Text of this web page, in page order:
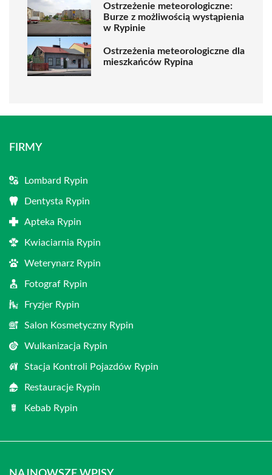
Ostrzeżenie meteorologiczne:
Burze z możliwością wystąpienia
w Rypinie
Ostrzeżenia meteorologiczne dla
mieszkańców Rypina
FIRMY
Lombard Rypin
Dentysta Rypin
Apteka Rypin
Kwiaciarnia Rypin
Weterynarz Rypin
Fotograf Rypin
Fryzjer Rypin
Salon Kosmetyczny Rypin
Wulkanizacja Rypin
Stacja Kontroli Pojazdów Rypin
Restauracje Rypin
Kebab Rypin